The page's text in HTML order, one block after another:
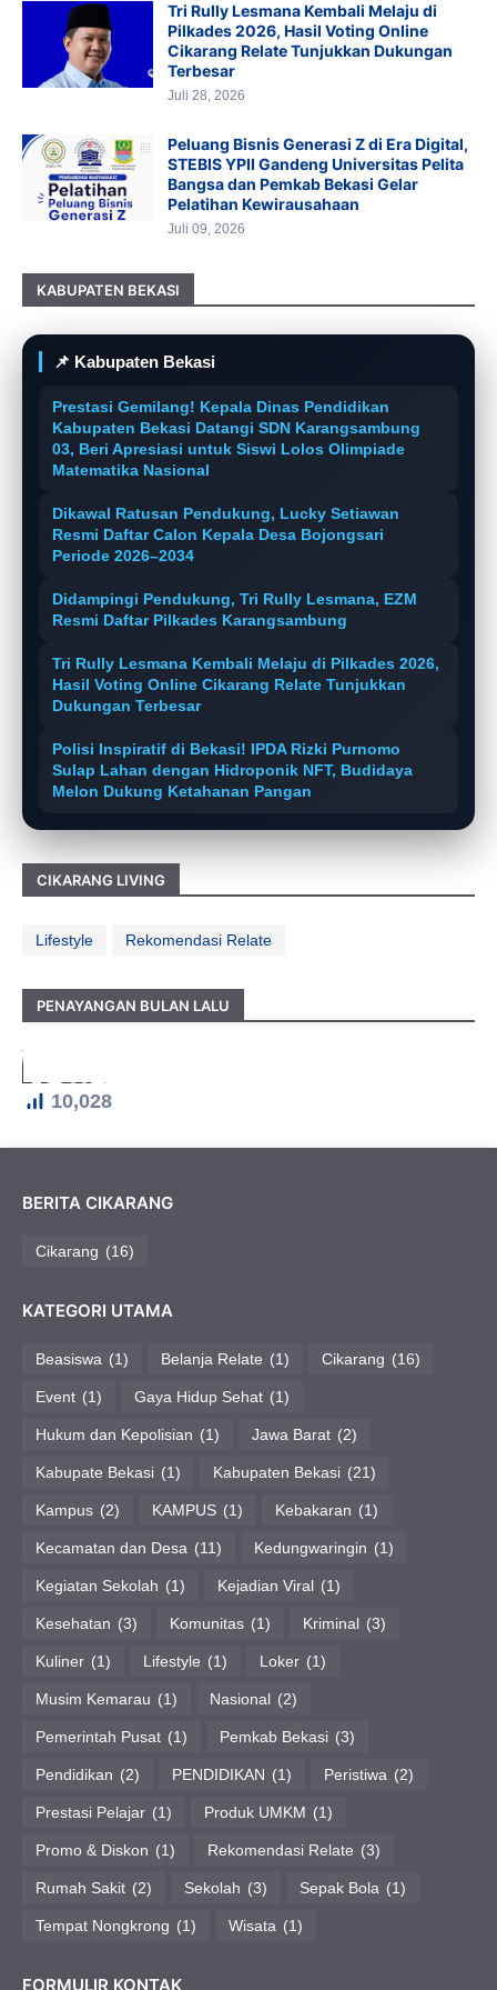
Tri Rully Lesmana Kembali Melaju di
Pilkades 2026, Hasil Voting Online
Cikarang Relate Tunjukkan Dukungan
Terbesar
Juli 28, 2026
Peluang Bisnis Generasi Z di Era Digital,
STEBIS YPII Gandeng Universitas Pelita
Bangsa dan Pemkab Bekasi Gelar
Pelatihan Kewirausahaan
Juli 09, 2026
KABUPATEN BEKASI
📌 Kabupaten Bekasi
Prestasi Gemilang! Kepala Dinas Pendidikan
Kabupaten Bekasi Datangi SDN Karangsambung
03, Beri Apresiasi untuk Siswi Lolos Olimpiade
Matematika Nasional
Dikawal Ratusan Pendukung, Lucky Setiawan
Resmi Daftar Calon Kepala Desa Bojongsari
Periode 2026–2034
Didampingi Pendukung, Tri Rully Lesmana, EZM
Resmi Daftar Pilkades Karangsambung
Tri Rully Lesmana Kembali Melaju di Pilkades 2026,
Hasil Voting Online Cikarang Relate Tunjukkan
Dukungan Terbesar
Polisi Inspiratif di Bekasi! IPDA Rizki Purnomo
Sulap Lahan dengan Hidroponik NFT, Budidaya
Melon Dukung Ketahanan Pangan
CIKARANG LIVING
Lifestyle Rekomendasi Relate
PENAYANGAN BULAN LALU
10,028
BERITA CIKARANG
Cikarang (16)
KATEGORI UTAMA
Beasiswa (1) Belanja Relate (1) Cikarang (16)
Event (1) Gaya Hidup Sehat (1)
Hukum dan Kepolisian (1) Jawa Barat (2)
Kabupate Bekasi (1) Kabupaten Bekasi (21)
Kampus (2) KAMPUS (1) Kebakaran (1)
Kecamatan dan Desa (11) Kedungwaringin (1)
Kegiatan Sekolah (1) Kejadian Viral (1)
Kesehatan (3) Komunitas (1) Kriminal (3)
Kuliner (1) Lifestyle (1) Loker (1)
Musim Kemarau (1) Nasional (2)
Pemerintah Pusat (1) Pemkab Bekasi (3)
Pendidikan (2) PENDIDIKAN (1) Peristiwa (2)
Prestasi Pelajar (1) Produk UMKM (1)
Promo & Diskon (1) Rekomendasi Relate (3)
Rumah Sakit (2) Sekolah (3) Sepak Bola (1)
Tempat Nongkrong (1) Wisata (1)
FORMULIR KONTAK